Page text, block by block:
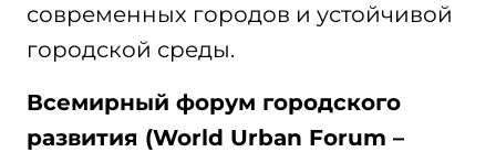
современных городов и устойчивой
городской среды.
Всемирный форум городского
развития (World Urban Forum –